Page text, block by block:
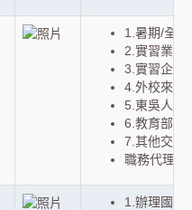
1.暑期/全
2.實習業務
3.實習企業
4.外校來訪
5.東吳人就
6.教育部高
7.其他交辦
職務代理人
1.辦理國內